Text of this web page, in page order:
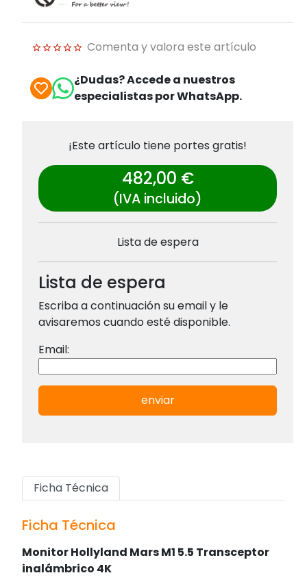
Comenta y valora este artículo
¿Dudas? Accede a nuestros
especialistas por WhatsApp.
¡Este artículo tiene portes gratis!
482,00 €
(IVA incluido)
Lista de espera
Lista de espera
Escriba a continuación su email y le
avisaremos cuando esté disponible.
Email:
enviar
Ficha Técnica
Ficha Técnica
Monitor Hollyland Mars M1 5.5 Transceptor
inalámbrico 4K